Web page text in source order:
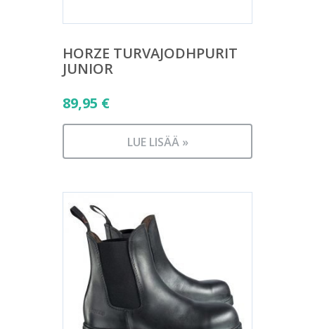
HORZE TURVAJODHPURIT
JUNIOR
89,95 €
LUE LISÄÄ »